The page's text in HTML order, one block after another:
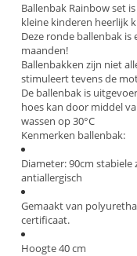
Ballenbak Rainbow set
kleine kinderen heerlijk
Deze ronde ballenbak
maanden!
Ballenbakken zijn niet
stimuleert tevens de
De ballenbak is
hoes kan door middel
wassen op 30°C
Kenmerken ballenbak:
Diameter: 90cm
antiallergisch
Gemaakt van
certificaat.
Hoogte 40 cm